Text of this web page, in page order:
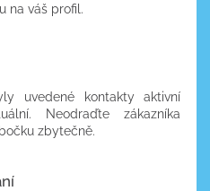
na váš profil.
uvedené kontakty aktivní
Neodraďte zákazníka
zbytečně.